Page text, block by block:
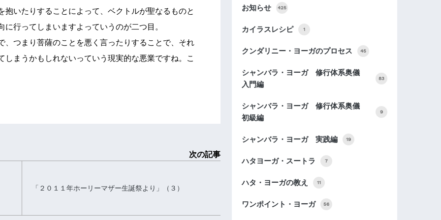
いたりすることによって、ベクトルが聖なるものと
行ってしまいますよっていうのが二つ目。
つまり菩薩のことを悪く言ったりすることで、それ
まうかもしれないっていう現実的な悪業ですね。こ
次の記事
「２０１１年ホーリーマザー生誕祭より」（３）
お知らせ 425
カイラスレシピ 1
クンダリニー・ヨーガのプロセス 45
シャンバラ・ヨーガ 修行体系奥儀
入門編
83
シャンバラ・ヨーガ 修行体系奥儀
初級編
9
シャンバラ・ヨーガ 実践編 19
ハタヨーガ・スートラ 7
ハタ・ヨーガの教え 11
ワンポイント・ヨーガ 56